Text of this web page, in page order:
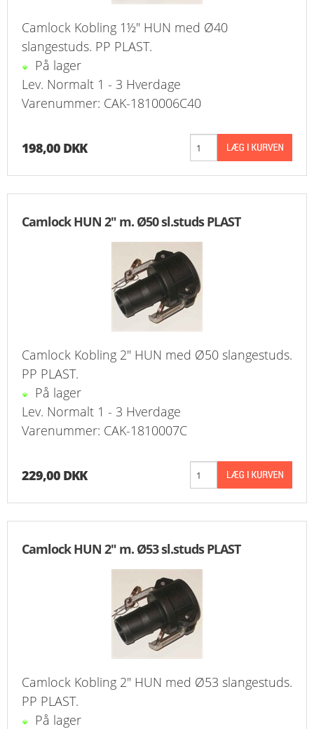
Camlock Kobling 1½" HUN med Ø40
slangestuds. PP PLAST.
På lager
Lev. Normalt 1 - 3 Hverdage
Varenummer: CAK-1810006C40
198,00 DKK
Camlock HUN 2" m. Ø50 sl.studs PLAST
Camlock Kobling 2" HUN med Ø50 slangestuds.
PP PLAST.
På lager
Lev. Normalt 1 - 3 Hverdage
Varenummer: CAK-1810007C
229,00 DKK
Camlock HUN 2" m. Ø53 sl.studs PLAST
Camlock Kobling 2" HUN med Ø53 slangestuds.
PP PLAST.
På lager